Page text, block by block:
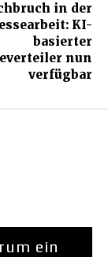
in der
KI-
basierter
nun
verfügbar
ein